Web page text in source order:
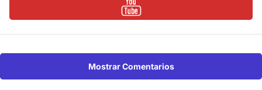
Mostrar Comentarios